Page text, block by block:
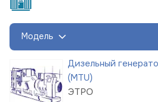
Модель
Дизельный
(MTU)
ЭТРО